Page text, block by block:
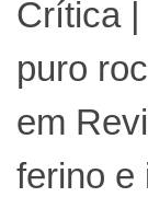
Crítica
puro
em
ferino e